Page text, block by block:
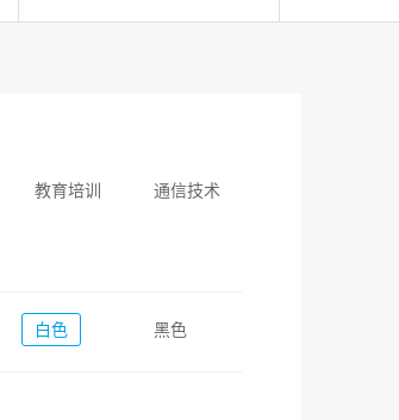
教育培训 通信技术
白色 黑色